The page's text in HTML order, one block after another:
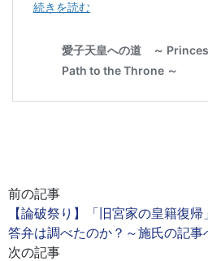
前の記事
【論破祭り】「旧宮家の皇籍復
答弁は調べたのか？～施氏の記事
次の記事